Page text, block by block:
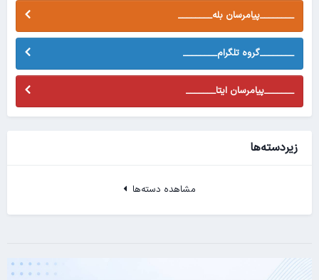
________پیامرسان بله________
________گروه تلگرام________
_______پیامرسان ایتا_______
زیردسته‌ها
مشاهده دسته‌ها